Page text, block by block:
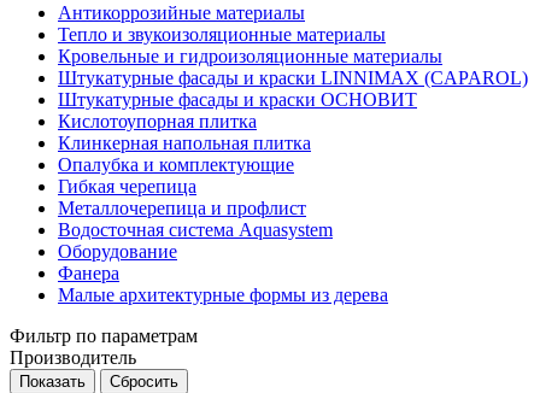
Антикоррозийные материалы
Тепло и звукоизоляционные материалы
Кровельные и гидроизоляционные материалы
Штукатурные фасады и краски LINNIMAX (CAPAROL)
Штукатурные фасады и краски ОСНОВИТ
Кислотоупорная плитка
Клинкерная напольная плитка
Опалубка и комплектующие
Гибкая черепица
Металлочерепица и профлист
Водосточная система Aquasystem
Оборудование
Фанера
Малые архитектурные формы из дерева
Фильтр по параметрам
Производитель
Сбросить